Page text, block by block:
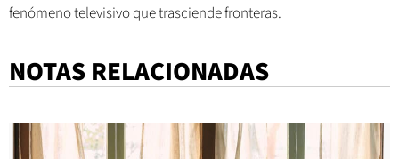
fenómeno televisivo que trasciende fronteras.
NOTAS RELACIONADAS